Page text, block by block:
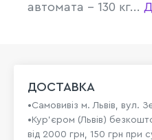
автомата - 130 кг...
ДОСТАВКА
•Самовивіз м. Львів, вул.
•Кур'єром (Львів)
від 2000 грн, 150 грн при